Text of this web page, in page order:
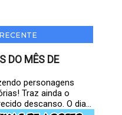
DO MÊS DE
personagens
Traz ainda o
descanso. O dia...